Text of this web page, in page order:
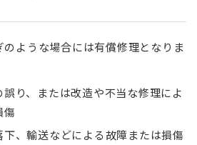
ような場合には有償修理となりま
り、または改造や不当な修理によ
傷
下、輸送などによる故障または損傷